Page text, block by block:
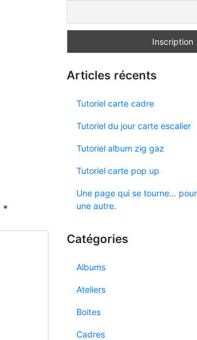
*
Articles récents
Tutoriel carte cadre
Tutoriel du jour carte escalier
Tutoriel album zig gaz
Tutoriel carte pop up
Une page qui se tourne…
une autre.
Catégories
Albums
Ateliers
Boites
Cadres